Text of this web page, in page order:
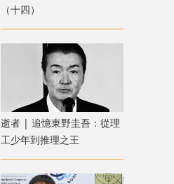
（十四）
逝者 | 追憶東野圭吾：從理
工少年到推理之王